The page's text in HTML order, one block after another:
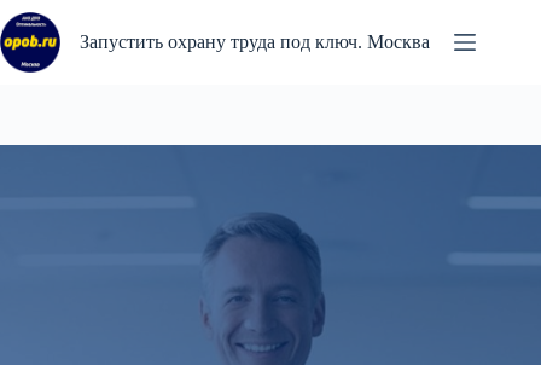
Перейти
к
сути
Запустить охрану труда под ключ. Москва